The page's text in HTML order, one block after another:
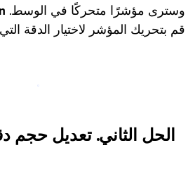
قم بتحريك المؤشر لاختيار الدقة
الحل الثاني. تعديل حجم